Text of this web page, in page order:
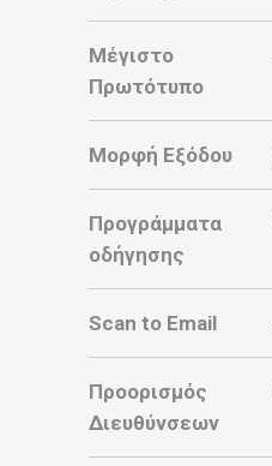
Μέγιστο
Πρωτότυπο
Μορφή Εξόδου
Προγράμματα
οδήγησης
Scan to Email
Προορισμός
Διευθύνσεων